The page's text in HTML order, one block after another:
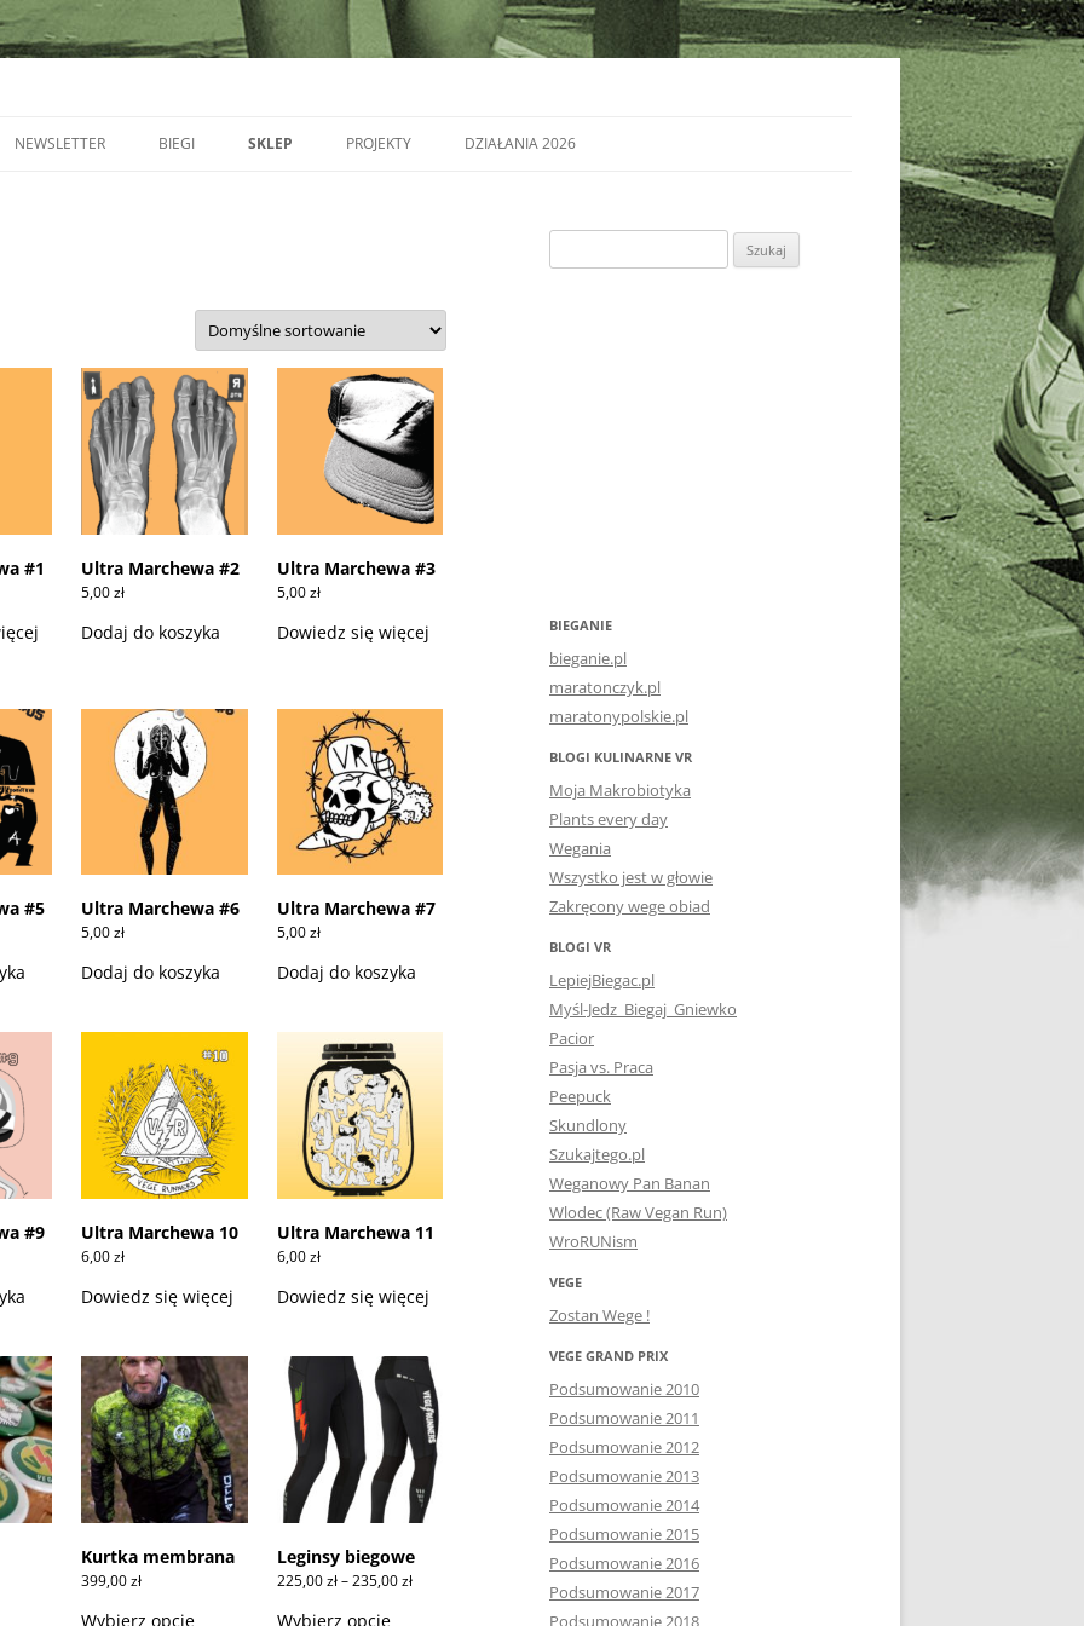
NEWSLETTER BIEGI SKLEP PROJEKTY DZIAŁANIA 2026
#1 Ultra Marchewa #2
5,00zł
Dodaj do koszyka
Ultra Marchewa #3
5,00zł
Dowiedz się więcej
#5 Ultra Marchewa #6
5,00zł
Dodaj do koszyka
Ultra Marchewa #7
5,00zł
Dodaj do koszyka
#9 Ultra Marchewa 10
6,00zł
Dowiedz się więcej
Ultra Marchewa 11
6,00zł
Dowiedz się więcej
Kurtka membrana
399,00zł
Wybierz opcjeprodukt
Leginsy biegowe
225,00zł – 235,00złZakres
Wybierz opcjeprodukt
BIEGANIE
bieganie.pl
maratonczyk.pl
maratonypolskie.pl
BLOGI KULINARNE VR
Moja Makrobiotyka
Plants every day
Wegania
Wszystko jest w głowie
Zakręcony wege obiad
BLOGI VR
LepiejBiegac.pl
Myśl-Jedz_Biegaj_Gniewko
Pacior
Pasja vs. Praca
Peepuck
Skundlony
Szukajtego.pl
Weganowy Pan Banan
Wlodec (Raw Vegan Run)
WroRUNism
VEGE
Zostan Wege !
VEGE GRAND PRIX
Podsumowanie 2010
Podsumowanie 2011
Podsumowanie 2012
Podsumowanie 2013
Podsumowanie 2014
Podsumowanie 2015
Podsumowanie 2016
Podsumowanie 2017
Podsumowanie 2018